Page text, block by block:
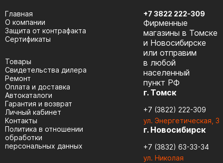
Главная
О компании
Защита от контрафакта
Сертификаты
Товары
Cвидетельства дилера
Ремонт
Оплата и доставка
Автокаталоги
Гарантия и возврат
Личный кабинет
Контакты
Политика в отношении
обработки
персональных данных
+7 3822 222-309
Фирменные
магазины в Томске
и Новосибирске
или отправим
в любой
населенный
пункт РФ
г. Томск
+7 (3822) 222-309
ул. Энергетическая, 3
г. Новосибирск
+7 (3832) 63-33-34
ул. Николая